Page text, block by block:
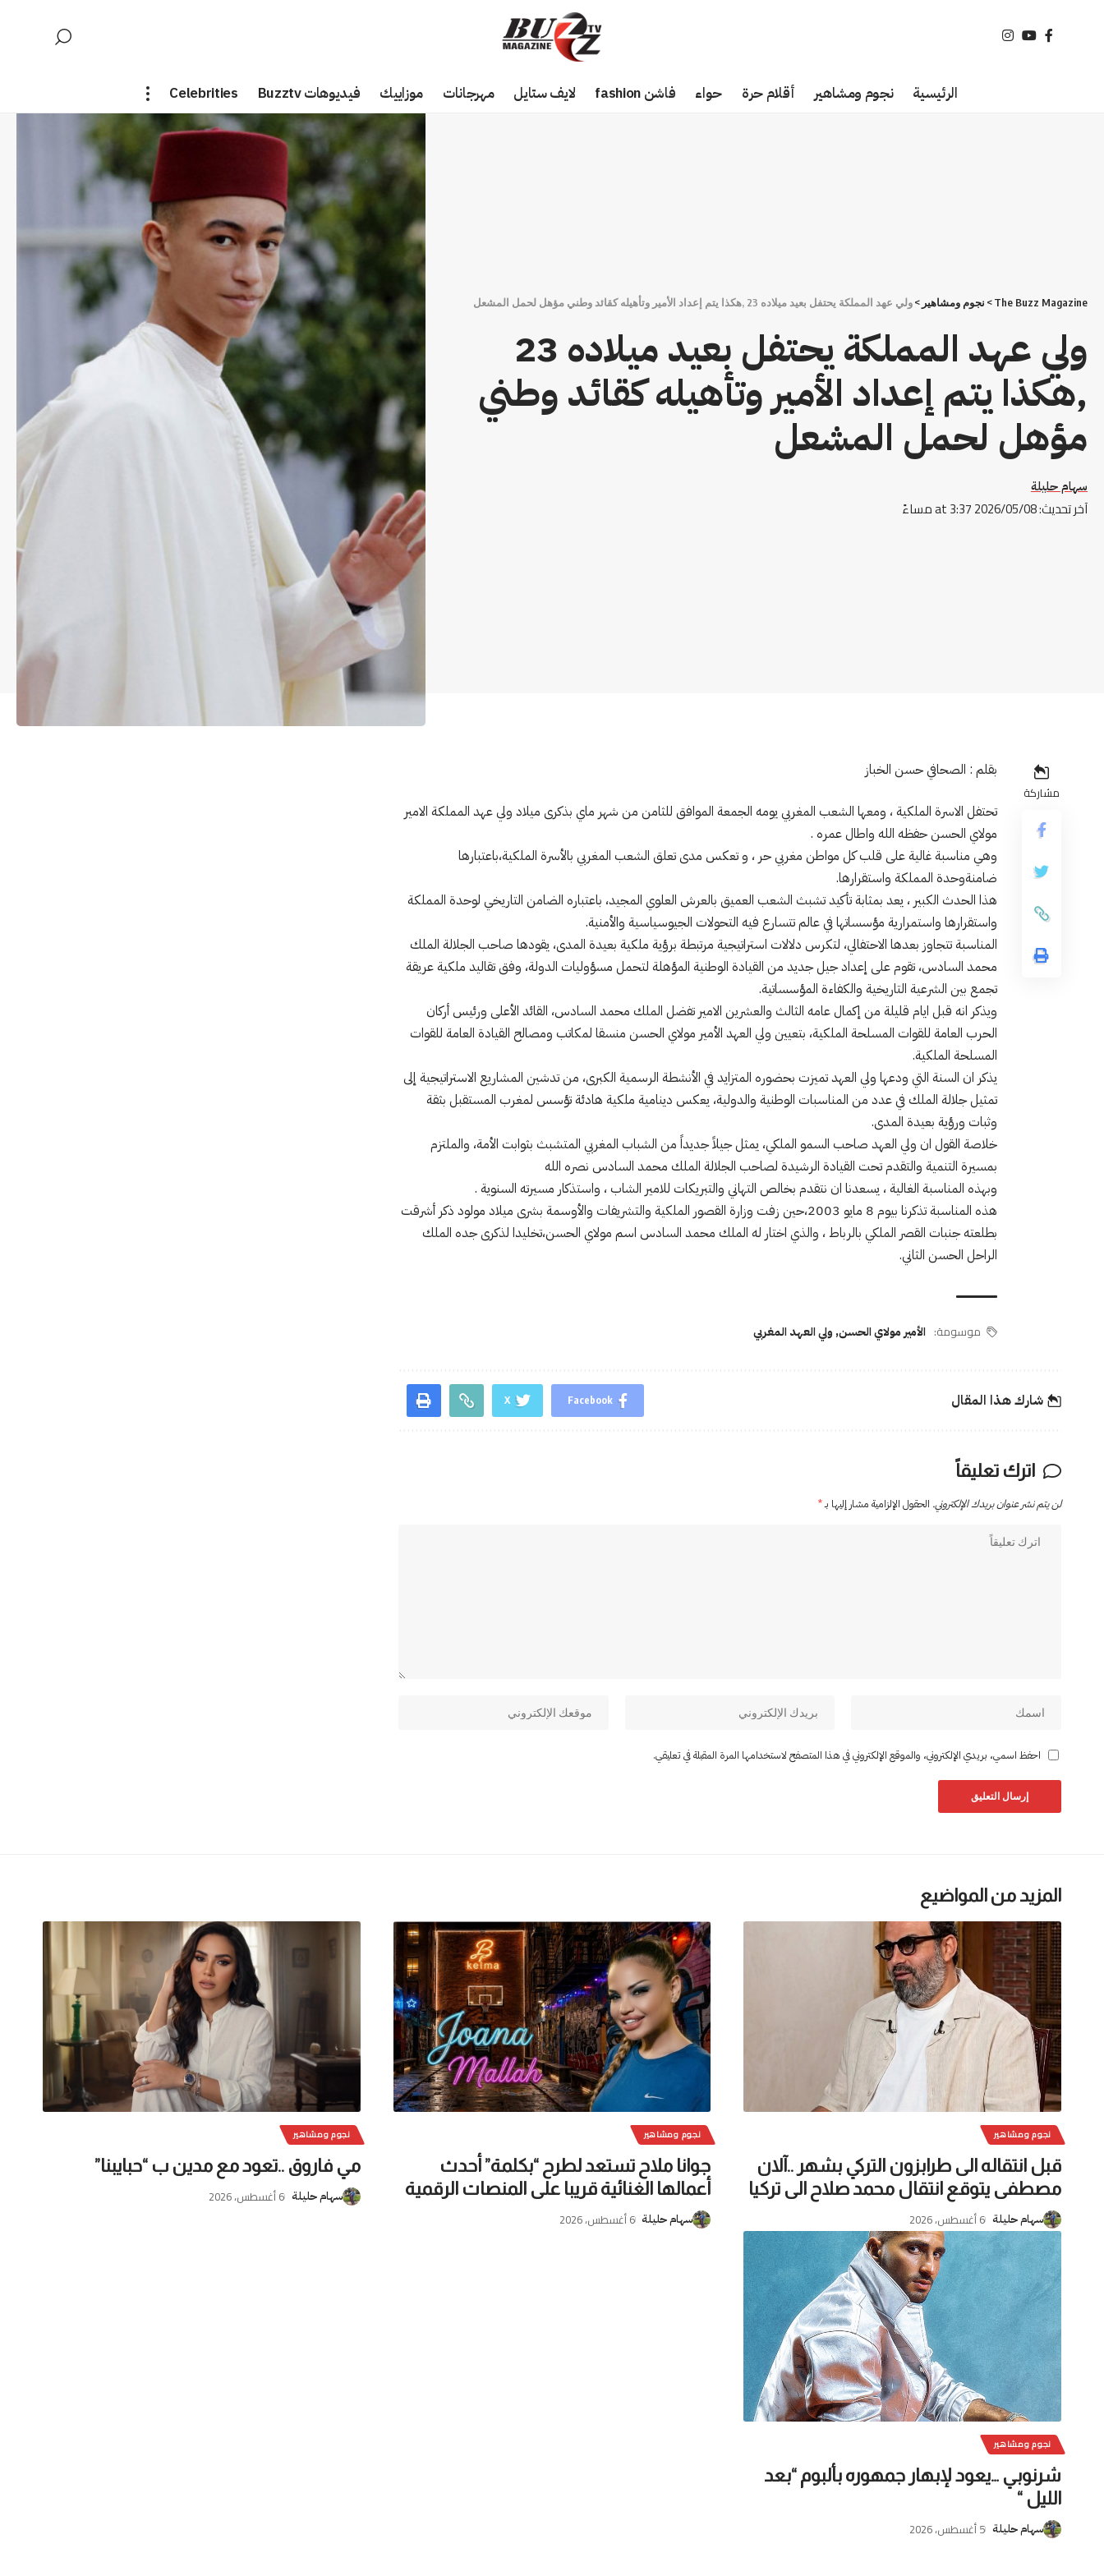
الرئيسية نجوم ومشاهير أقلام حرة حواء فاشن fashion لايف ستايل مهرجانات موزاييك فيديوهات Buzztv Celebrities
The Buzz Magazine
> نجوم ومشاهير >ولي عهد المملكة يحتفل بعيد ميلاده 23 ,هكذا يتم إعداد الأمير وتأهيله كقائد وطني مؤهل لحمل المشعل
ولي عهد المملكة يحتفل بعيد ميلاده 23
,هكذا يتم إعداد الأمير وتأهيله كقائد وطني
مؤهل لحمل المشعل
آخر تحديث: 2026/05/08 at 3:37 مساءً
سهام حليلة
مشاركة
بقلم : الصحافي حسن الخباز
تحتفل الاسرة الملكية ، ومعها الشعب المغربي يومه الجمعة الموافق للثامن من شهر ماي بذكرى ميلاد ولي عهد المملكة الامير
مولاي الحسن حفظه الله واطال عمره .
وهي مناسبة غالية على قلب كل مواطن مغربي حر ، و تعكس مدى تعلق الشعب المغربي بالأسرة الملكية،باعتبارها
ضامنةوحدة المملكة واستقرارها.
هذا الحدث الكبير ، يعد بمثابة تأكيد تشبث الشعب العميق بالعرش العلوي المجيد، باعتباره الضامن التاريخي لوحدة المملكة
واستقرارها واستمرارية مؤسساتها في عالم تتسارع فيه التحولات الجيوسياسية والأمنية.
المناسبة تتجاوز بعدها الاحتفالي، لتكرس دلالات استراتيجية مرتبطة برؤية ملكية بعيدة المدى، يقودها صاحب الجلالة الملك
محمد السادس، تقوم على إعداد جيل جديد من القيادة الوطنية المؤهلة لتحمل مسؤوليات الدولة، وفق تقاليد ملكية عريقة
تجمع بين الشرعية التاريخية والكفاءة المؤسساتية.
ويذكر انه قبل ايام قليلة من إكمال عامه الثالث والعشرين الامير تفضل الملك محمد السادس، القائد الأعلى ورئيس أركان
الحرب العامة للقوات المسلحة الملكية، بتعيين ولي العهد الأمير مولاي الحسن منسقا لمكاتب ومصالح القيادة العامة للقوات
المسلحة الملكية.
يذكر ان السنة التي ودعها ولي العهد تميزت بحضوره المتزايد في الأنشطة الرسمية الكبرى، من تدشين المشاريع الاستراتيجية إلى
تمثيل جلالة الملك في عدد من المناسبات الوطنية والدولية، يعكس دينامية ملكية هادئة تؤسس لمغرب المستقبل بثقة
وثبات ورؤية بعيدة المدى.
خلاصة القول ان ولي العهد صاحب السمو الملكي، يمثل جيلاً جديداً من الشباب المغربي المتشبث بثوابت الأمة، والملتزم
بمسيرة التنمية والتقدم تحت القيادة الرشيدة لصاحب الجلالة الملك محمد السادس نصره الله
وبهذه المناسبة الغالية ، يسعدنا ان نتقدم بخالص التهاني والتبريكات للامير الشاب ، واستذكار مسيرته السنوية .
هذه المناسبة تذكرنا بيوم 8 مايو 2003،حين زفت وزارة القصور الملكية والتشريفات والأوسمة بشرى ميلاد مولود ذكر أشرقت
بطلعته جنبات القصر الملكي بالرباط ، والذي اختار له الملك محمد السادس اسم مولاي الحسن،تخليدا لذكرى جده الملك
الراحل الحسن الثاني.
موسومة: الأمير مولاي الحسن,ولي العهد المغربي
شارك هذا المقال Facebook
X
اترك تعليقاً
لن يتم نشر عنوان بريدك الإلكتروني. الحقول الإلزامية مشار إليها بـ*
احفظ اسمي، بريدي الإلكتروني، والموقع الإلكتروني في هذا المتصفح لاستخدامها المرة المقبلة في تعليقي.
المزيد من المواضيع
نجوم ومشاهير
قبل انتقاله الى طرابزون التركي بشهر ..آلان
مصطفى يتوقع انتقال محمد صلاح الى تركيا
سهام حليلة 6 أغسطس، 2026
نجوم ومشاهير
جوانا ملاح تستعد لطرح “بكلمة” أحدث
أعمالها الغنائية قريبا على المنصات الرقمية
سهام حليلة 6 أغسطس، 2026
نجوم ومشاهير
مي فاروق ..تعود مع مدين ب “حبايبنا”
سهام حليلة 6 أغسطس، 2026
نجوم ومشاهير
شرنوبي …يعود لإبهار جمهوره بألبوم “بعد
الليل “
سهام حليلة 5 أغسطس، 2026